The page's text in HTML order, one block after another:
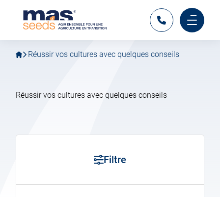
navigation
contenu
principal
MAS
Seeds
France
Contact
Menu
mobile
Réussir vos cultures avec quelques conseils
Réussir vos cultures avec quelques conseils
Filtre